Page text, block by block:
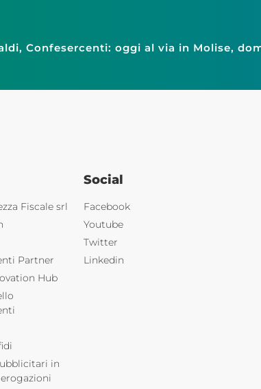
Fiscale srl
Partner
Hub
in
Social
Facebook
Youtube
Twitter
Linkedin